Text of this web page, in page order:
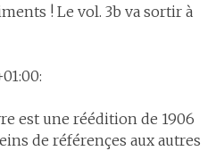
! Le vol. 3b va sortir à
est une réédition de 1906
de référençes aux autres